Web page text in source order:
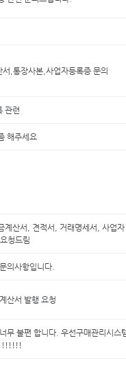
,통장사본,사업자등록증 문의
관련
해주세요
계산서, 견적서, 거래명세서, 사업자
청드림
의사항입니다.
산서 발행 요청
무 불편 합니다. 우선구매관리시스
.!!!!!!!